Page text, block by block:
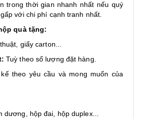
trong thời gian nhanh nhất nếu quý
với chi phí cạnh tranh nhất.
quà tặng:
giấy carton...
Tuỳ theo số lượng đặt hàng.
theo yêu cầu và mong muốn của
dương, hộp đai, hộp duplex...